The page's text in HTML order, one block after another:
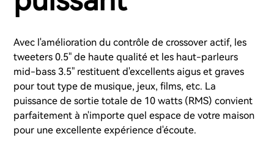
Avec l'amélioration du contrôle de crossover actif, les
tweeters 0.5" de haute qualité et les haut-parleurs
mid-bass 3.5" restituent d'excellents aigus et graves
pour tout type de musique, jeux, films, etc. La
puissance de sortie totale de 10 watts (RMS) convient
parfaitement à n'importe quel espace de votre maison
pour une excellente expérience d'écoute.